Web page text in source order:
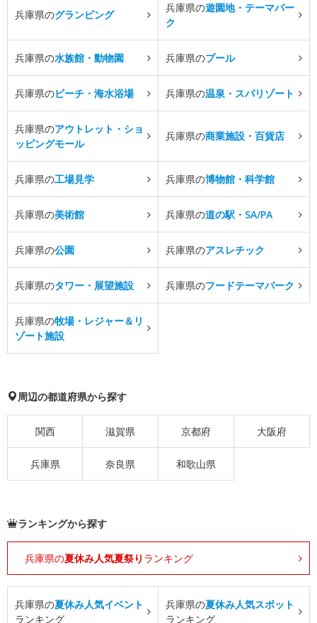
兵庫県のグランピング
兵庫県の遊園地・テーマパー
ク
兵庫県の水族館・動物園 兵庫県のプール
兵庫県のビーチ・海水浴場 兵庫県の温泉・スパリゾート
兵庫県のアウトレット・ショ
ッピングモール
兵庫県の商業施設・百貨店
兵庫県の工場見学 兵庫県の博物館・科学館
兵庫県の美術館 兵庫県の道の駅・SA/PA
兵庫県の公園 兵庫県のアスレチック
兵庫県のタワー・展望施設 兵庫県のフードテーマパーク
兵庫県の牧場・レジャー＆リ
ゾート施設
周辺の都道府県から探す
関西 滋賀県 京都府 大阪府
兵庫県 奈良県 和歌山県
ランキングから探す
兵庫県の夏休み人気夏祭り ランキング
兵庫県の夏休み人気イベント
ランキング
兵庫県の夏休み人気スポット
ランキング